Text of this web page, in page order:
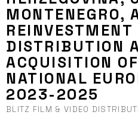
MONTENEGRO,
REINVESTMENT
DISTRIBUTION
ACQUISITION
NATIONAL
2023-2025
BLITZ FILM & VIDEO